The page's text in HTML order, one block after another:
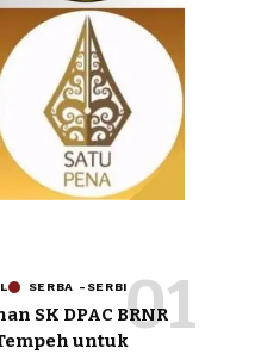
SERBA -SERBI
SK DPAC BRNR
untuk